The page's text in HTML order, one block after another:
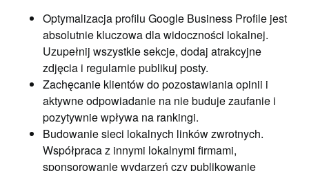
Optymalizacja profilu Google Business Profile jest
absolutnie kluczowa dla widoczności lokalnej.
Uzupełnij wszystkie sekcje, dodaj atrakcyjne
zdjęcia i regularnie publikuj posty.
Zachęcanie klientów do pozostawiania opinii i
aktywne odpowiadanie na nie buduje zaufanie i
pozytywnie wpływa na rankingi.
Budowanie sieci lokalnych linków zwrotnych.
Współpraca z innymi lokalnymi firmami,
sponsorowanie wydarzeń czy publikowanie